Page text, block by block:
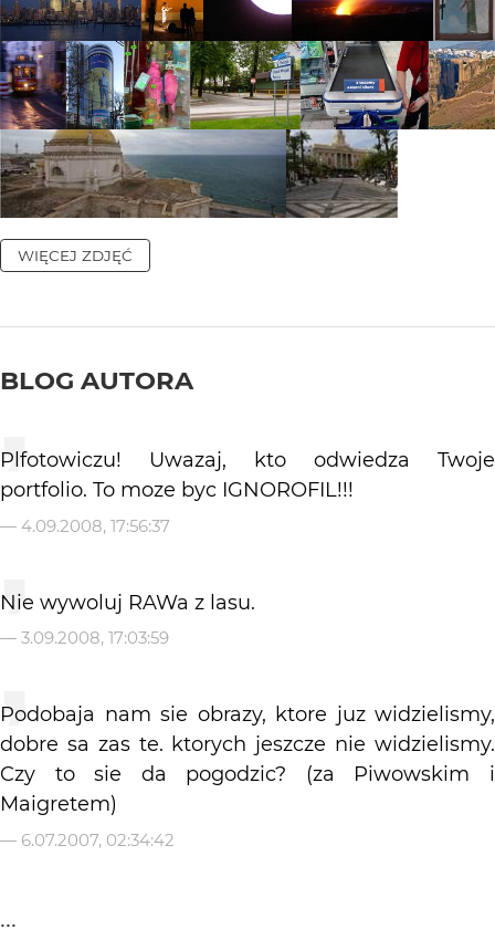
WIĘCEJ ZDJĘĆ
BLOG AUTORA
Plfotowiczu! Uwazaj, kto odwiedza Twoje
portfolio. To moze byc IGNOROFIL!!!
— 4.09.2008, 17:56:37
Nie wywoluj RAWa z lasu.
— 3.09.2008, 17:03:59
Podobaja nam sie obrazy, ktore juz widzielismy,
dobre sa zas te. ktorych jeszcze nie widzielismy.
Czy to sie da pogodzic? (za Piwowskim i
Maigretem)
— 6.07.2007, 02:34:42
...